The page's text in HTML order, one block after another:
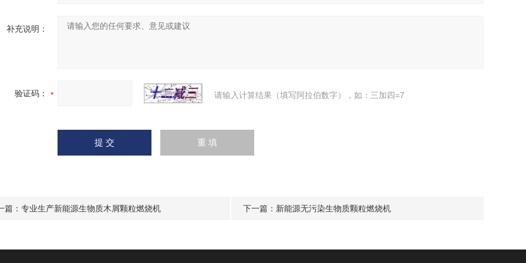
补充说明：
验证码： 请输入计算结果（填写阿拉伯数字），如：三加四=7
篇： 专业生产新能源生物质木屑颗粒燃烧机 下一篇： 新能源无污染生物质颗粒燃烧机